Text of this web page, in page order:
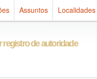
Assuntos Localidades
registro de autoridade